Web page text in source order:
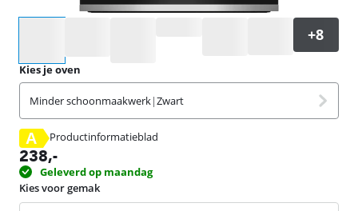
Kies je oven
Minder schoonmaakwerk|Zwart
A
Productinformatieblad
opent in nieuw tabblad
238,-
Geleverd op maandag
Kies voor gemak